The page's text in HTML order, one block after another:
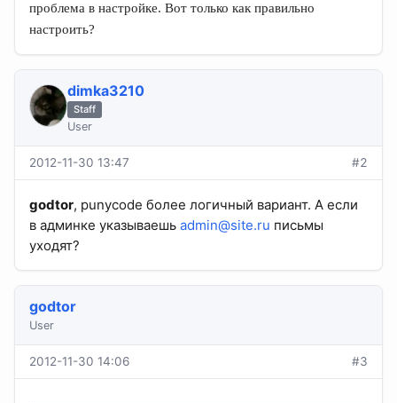
проблема в настройке. Вот только как правильно
настроить?
dimka3210
Staff
User
2012-11-30 13:47 #2
godtor, punycode более логичный вариант. А если
в админке указываешь admin@site.ru письмы
уходят?
godtor
User
2012-11-30 14:06 #3